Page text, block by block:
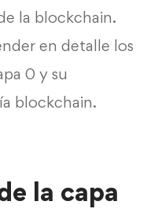
la blockchain.
en detalle los
0 y su
blockchain.
la capa